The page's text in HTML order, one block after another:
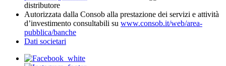
distributore
Autorizzata dalla Consob alla prestazione dei servizi e attività
d’investimento consultabili su www.consob.it/web/area-
pubblica/banche
Dati societari